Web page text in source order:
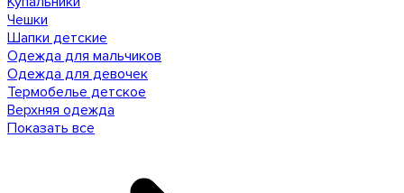
Чешки
Шапки детские
Одежда для мальчиков
Одежда для девочек
Термобелье детское
Верхняя одежда
Показать все